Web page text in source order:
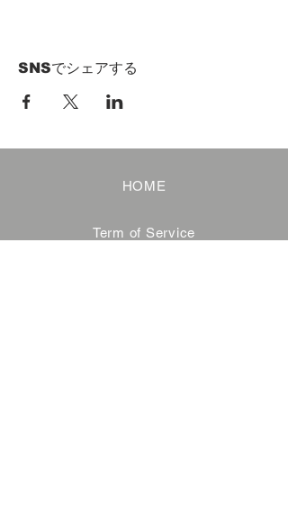
SNSでシェアする
HOME
Term of Service